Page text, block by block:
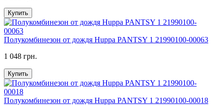
Купить
Полукомбинезон от дождя Huppa PANTSY 1 21990100-00063
1 048 грн.
Купить
Полукомбинезон от дождя Huppa PANTSY 1 21990100-00018